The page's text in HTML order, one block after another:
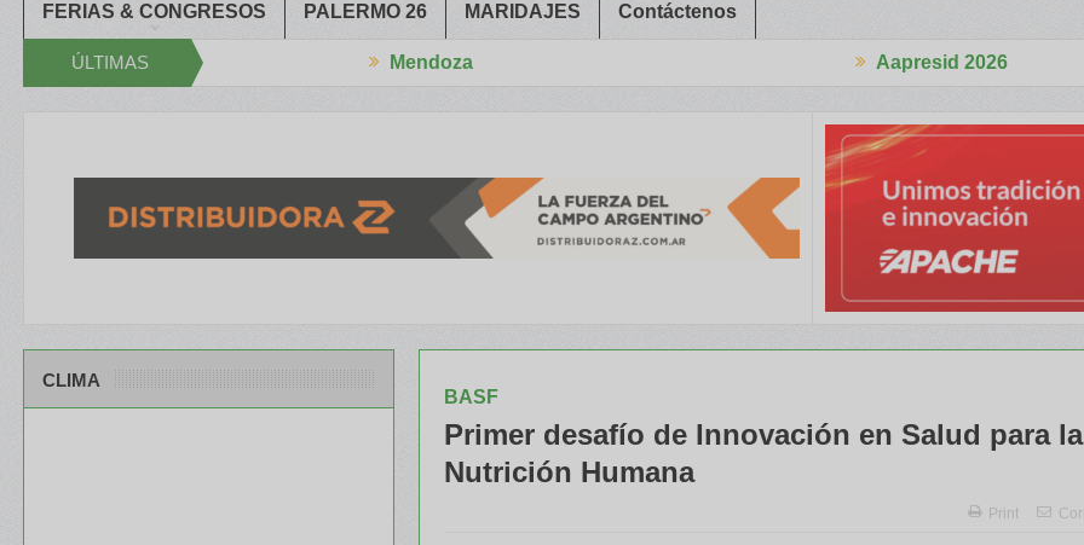
FERIAS & CONGRESOS PALERMO 26 MARIDAJES Contáctenos
ÚLTIMAS Aapresid 2026
BASF
Primer desafío de Innovación en Salud para la
Nutrición Humana
Print
CLIMA